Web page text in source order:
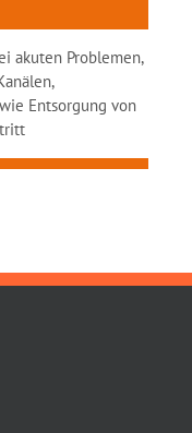
akuten Problemen,
Entsorgung von